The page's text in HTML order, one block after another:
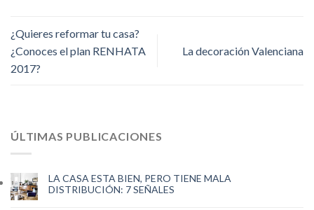
¿Quieres reformar tu casa?
¿Conoces el plan RENHATA
2017?
La decoración Valenciana
ÚLTIMAS PUBLICACIONES
LA CASA ESTA BIEN, PERO TIENE MALA
DISTRIBUCIÓN: 7 SEÑALES